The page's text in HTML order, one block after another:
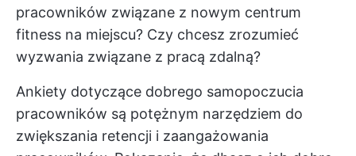
pracowników związane z nowym centrum
fitness na miejscu? Czy chcesz zrozumieć
wyzwania związane z pracą zdalną?
Ankiety dotyczące dobrego samopoczucia
pracowników są potężnym narzędziem do
zwiększania retencji i zaangażowania